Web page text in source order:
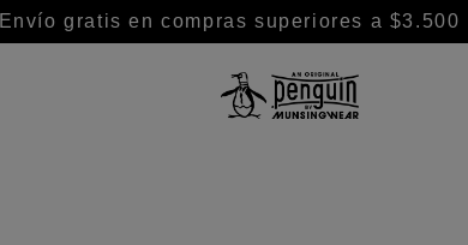
Envío gratis en compras superiores a $3.500